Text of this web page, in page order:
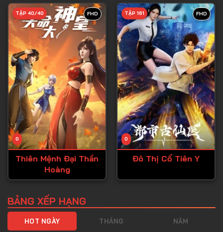
Tập 39
Tập 40
Tập 41
Tập 42
Tập 43
Tập 44
Tập 45
Tập 46
Tập 47
Tập 49
FHD
0
TẬP 40/40
Thiên Mệnh Đại Thần
Hoàng
FHD
0
TẬP 161
Đô Thị Cổ Tiên Y
BẢNG XẾP HẠNG
HOT NGÀY THÁNG NĂM